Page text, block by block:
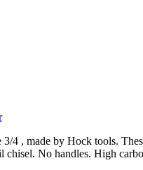
4 , made by Hock tools.
chisel. No handles. High